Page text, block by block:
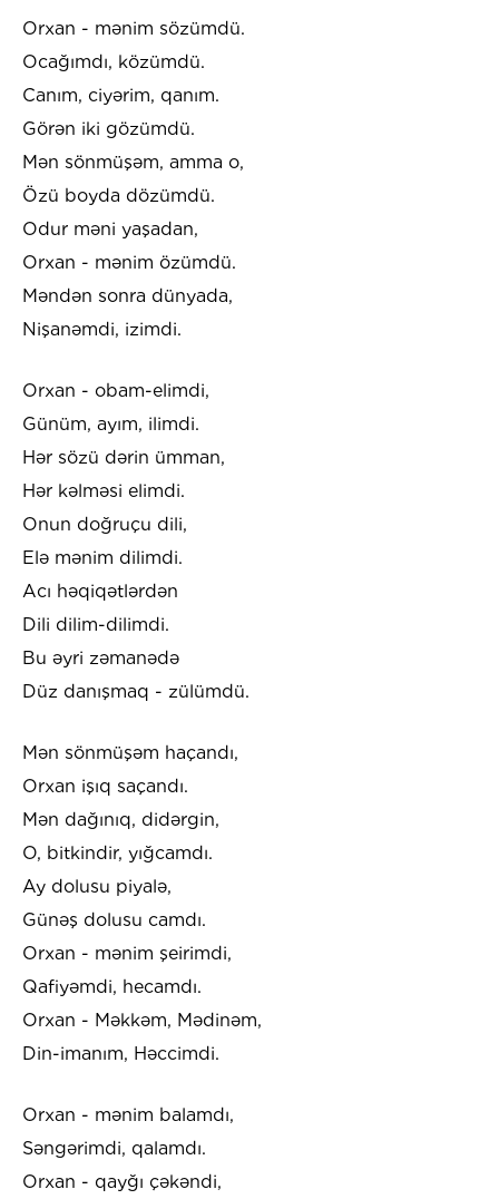
Orxan - mənim sözümdü.
Ocağımdı, közümdü.
Canım, ciyərim, qanım.
Görən iki gözümdü.
Mən sönmüşəm, amma o,
Özü boyda dözümdü.
Odur məni yaşadan,
Orxan - mənim özümdü.
Məndən sonra dünyada,
Nişanəmdi, izimdi.
Orxan - obam-elimdi,
Günüm, ayım, ilimdi.
Hər sözü dərin ümman,
Hər kəlməsi elimdi.
Onun doğruçu dili,
Elə mənim dilimdi.
Acı həqiqətlərdən
Dili dilim-dilimdi.
Bu əyri zəmanədə
Düz danışmaq - zülümdü.
Mən sönmüşəm haçandı,
Orxan işıq saçandı.
Mən dağınıq, didərgin,
O, bitkindir, yığcamdı.
Ay dolusu piyalə,
Günəş dolusu camdı.
Orxan - mənim şeirimdi,
Qafiyəmdi, hecamdı.
Orxan - Məkkəm, Mədinəm,
Din-imanım, Həccimdi.
Orxan - mənim balamdı,
Səngərimdi, qalamdı.
Orxan - qayğı çəkəndi,